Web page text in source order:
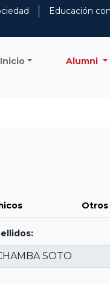
Educación
Inicio Alumni